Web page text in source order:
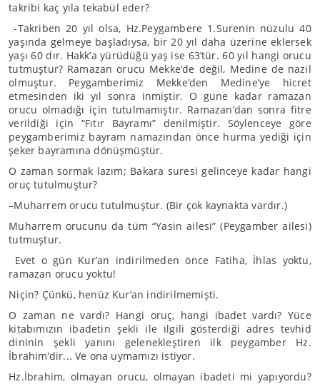
takribi kaç yıla tekabül eder?
-Takriben 20 yıl olsa, Hz.Peygambere 1.Surenin nüzulu 40
yaşında gelmeye başladıysa, bir 20 yıl daha üzerine eklersek
yaşı 60 dır. Hakk’a yürüdüğü yaş ise 63’tür. 60 yıl hangi orucu
tutmuştur? Ramazan orucu Mekke’de değil, Medine de nazil
olmuştur. Peygamberimiz Mekke’den Medine’ye hicret
etmesinden iki yıl sonra inmiştir. O güne kadar ramazan
orucu olmadığı için tutulmamıştır. Ramazan’dan sonra fitre
verildiği için “Fıtır Bayramı” denilmiştir. Söylenceye göre
peygamberimiz bayram namazından önce hurma yediği için
şeker bayramına dönüşmüştür.
O zaman sormak lazım; Bakara suresi gelinceye kadar hangi
oruç tutulmuştur?
–Muharrem orucu tutulmuştur. (Bir çok kaynakta vardır.)
Muharrem orucunu da tüm “Yasin ailesi” (Peygamber ailesi)
tutmuştur.
Evet o gün Kur’an indirilmeden önce Fatiha, İhlas yoktu,
ramazan orucu yoktu!
Niçin? Çünkü, henüz Kur’an indirilmemişti.
O zaman ne vardı? Hangi oruç, hangi ibadet vardı? Yüce
kitabımızın ibadetin şekli ile ilgili gösterdiği adres tevhid
dininin şekli yanını gelenekleştiren ilk peygamber Hz.
İbrahim’dir... Ve ona uymamızı istiyor.
Hz.İbrahim, olmayan orucu, olmayan ibadeti mi yapıyordu?